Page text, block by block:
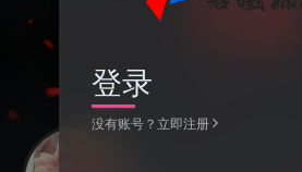
登录
没有账号？立即注册